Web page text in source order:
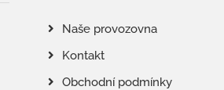
Naše provozovna
Kontakt
Obchodní podmínky